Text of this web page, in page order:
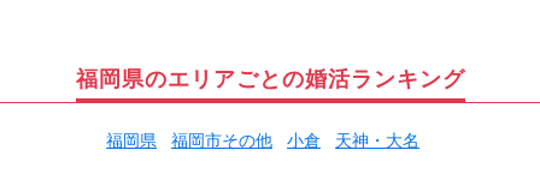
福岡県のエリアごとの婚活ランキング
福岡県 福岡市その他 小倉 天神・大名